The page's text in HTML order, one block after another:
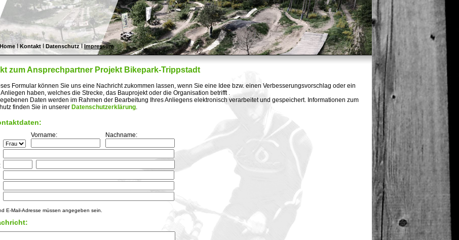
HomeIKontakt DatenschutzIImpressum
zum Ansprechpartner Projekt Bikepark-Trippstadt
Formular können Sie uns eine Nachricht zukommen lassen, wenn Sie eine Idee bzw. einen Verbesserungsvorschlag oder ein
haben, welches die Strecke, das Bauprojekt oder die Organisation betrifft .
Daten werden im Rahmen der Bearbeitung Ihres Anliegens elektronisch verarbeitet und gespeichert. Informationen zum
finden Sie in unserer Datenschutzerklärung.
Vorname: Nachname:
E-Mail-Adresse müssen angegeben sein.